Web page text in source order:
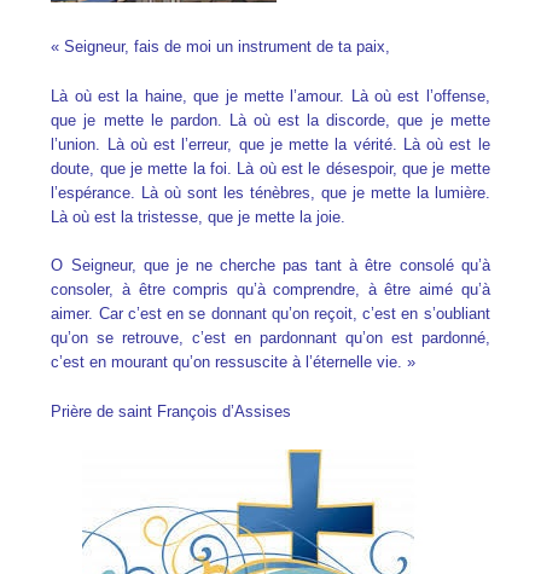
« Seigneur, fais de moi un instrument de ta paix,
Là où est la haine, que je mette l’amour.
Là où est l’offense,
que je mette le pardon.
Là où est la discorde, que je mette
l’union.
Là où est l’erreur, que je mette la vérité.
Là où est le
doute, que je mette la foi.
Là où est le désespoir, que je mette
l’espérance.
Là où sont les ténèbres, que je mette la lumière.
Là où est la tristesse, que je mette la joie.
O Seigneur, que je ne cherche pas tant àêtre consolé qu’à
consoler, à être compris qu’à comprendre, à être aimé qu’à
aimer. Car c’est en se donnant qu’on reçoit, c’est en s’oubliant
qu’on se retrouve, c’est en pardonnant qu’on est pardonné,
c’est en mourant qu’on ressuscite à l’éternelle vie. »
Prière de saint François d’Assises